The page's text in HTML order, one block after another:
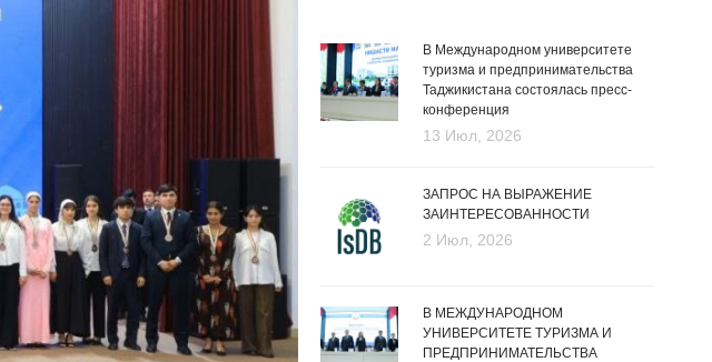
В Международном университете
туризма и предпринимательства
Таджикистана состоялась пресс-
конференция
13 Июл, 2026
ЗАПРОС НА ВЫРАЖЕНИЕ
ЗАИНТЕРЕСОВАННОСТИ
2 Июл, 2026
В МЕЖДУНАРОДНОМ
УНИВЕРСИТЕТЕ ТУРИЗМА И
ПРЕДПРИНИМАТЕЛЬСТВА